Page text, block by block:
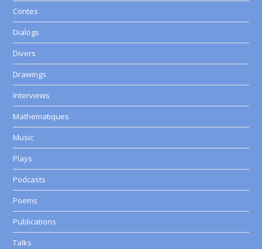
Contes
Dialogs
Divers
Drawings
Interviews
Mathematiques
Music
Plays
Podcasts
Poems
Publications
Talks